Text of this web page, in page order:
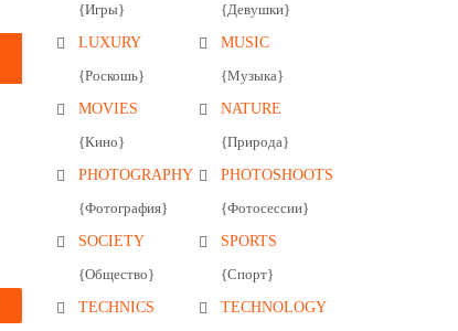
{Игры}
{Девушки}
LUXURY
{Роскошь}
MUSIC
{Музыка}
MOVIES
{Кино}
NATURE
{Природа}
PHOTOGRAPHY
{Фотография}
PHOTOSHOOTS
{Фотосессии}
SOCIETY
{Общество}
SPORTS
{Спорт}
TECHNICS
TECHNOLOGY